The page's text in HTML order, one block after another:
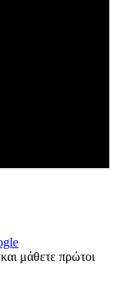
και μάθετε πρώτοι